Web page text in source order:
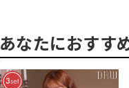
あなたにおすす